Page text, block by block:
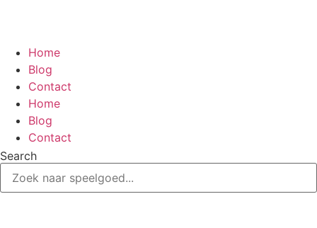
Home
Blog
Contact
Home
Blog
Contact
Search